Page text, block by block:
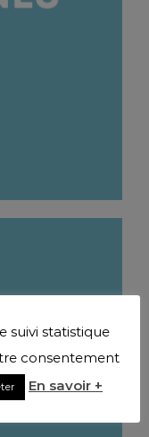
suivi statistique
consentement
En savoir +